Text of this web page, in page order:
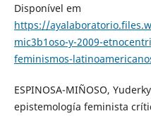
Disponível em
https://
mic3b1oso-y-2009-
feminismos-
ESPINOSA-MIÑOSO,
epistemología feminista